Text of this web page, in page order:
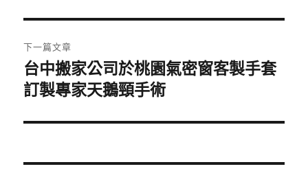
覽
文
章:
下一篇文章
下
一
文
台中搬家公司於桃園氣密窗客製手套
訂製專家天鵝頸手術